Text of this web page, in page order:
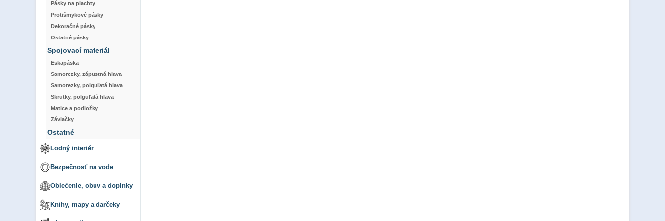
Pásky na plachty
Protišmykové pásky
Dekoračné pásky
Ostatné pásky
Spojovací materiál
Eskapáska
Samorezky, zápustná hlava
Samorezky, polguľatá hlava
Skrutky, polguľatá hlava
Matice a podložky
Závlačky
Ostatné
Lodný interiér
Bezpečnosť na vode
Oblečenie, obuv a doplnky
Knihy, mapy a darčeky